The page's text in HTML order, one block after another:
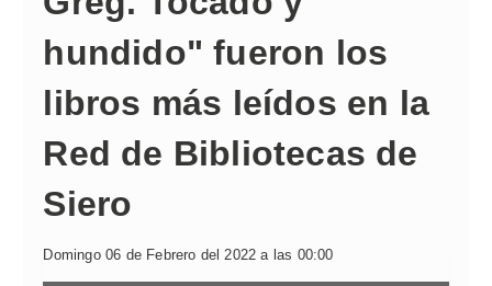
hundido" fueron los
libros más leídos en la
Red de Bibliotecas de
Siero
Domingo 06 de Febrero del 2022 a las 00:00